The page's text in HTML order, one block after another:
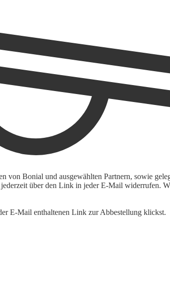
von Bonial und ausgewählten Partnern, sowie
über den Link in jeder E-Mail widerrufen.
E-Mail enthaltenen Link zur Abbestellung klickst.